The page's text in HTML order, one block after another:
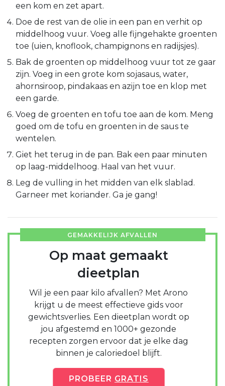
een kom en zet apart.
Doe de rest van de olie in een pan en verhit op
middelhoog vuur. Voeg alle fijngehakte groenten
toe (uien, knoflook, champignons en radijsjes).
Bak de groenten op middelhoog vuur tot ze gaar
zijn. Voeg in een grote kom sojasaus, water,
ahornsiroop, pindakaas en azijn toe en klop met
een garde.
Voeg de groenten en tofu toe aan de kom. Meng
goed om de tofu en groenten in de saus te
wentelen.
Giet het terug in de pan. Bak een paar minuten
op laag-middelhoog. Haal van het vuur.
Leg de vulling in het midden van elk slablad.
Garneer met koriander. Ga je gang!
GEMAKKELIJK AFVALLEN
Op maat gemaakt
dieetplan
Wil je een paar kilo afvallen? Met Arono
krijgt u de meest effectieve gids voor
gewichtsverlies. Een dieetplan wordt op
jou afgestemd en 1000+ gezonde
recepten zorgen ervoor dat je elke dag
binnen je caloriedoel blijft.
PROBEER GRATIS